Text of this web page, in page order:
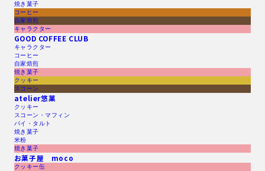
焼き菓子
コーヒー
自家焙煎
キャラクター
GOOD COFFEE CLUB
キャラクター
コーヒー
自家焙煎
焼き菓子
クッキー
スコーン
atelier悠菓
クッキー
スコーン・マフィン
パイ・タルト
焼き菓子
米粉
焼き菓子
お菓子屋 moco
クッキー缶